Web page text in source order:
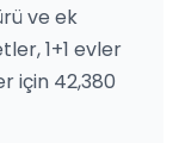
ve ek
1+1 evler
için 42,380